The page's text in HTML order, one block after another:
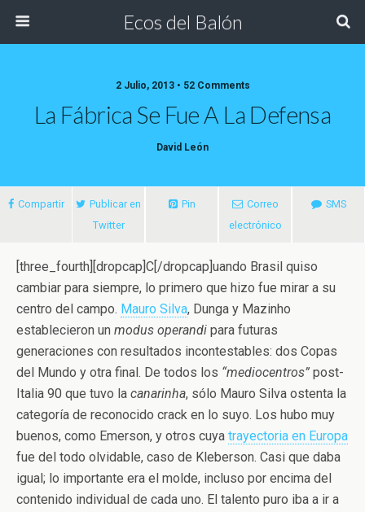
Ecos del Balón
2 Julio, 2013 • 52 Comments
La Fábrica Se Fue A La Defensa
David León
Compartir
Publicar en
Twitter
Pin
Correo
electrónico
SMS
[three_fourth][dropcap]C[/dropcap]uando Brasil quiso
cambiar para siempre, lo primero que hizo fue mirar a su
centro del campo. Mauro Silva, Dunga y Mazinho
establecieron un modus operandi para futuras
generaciones con resultados incontestables: dos Copas
del Mundo y otra final. De todos los “mediocentros” post-
Italia 90 que tuvo la canarinha, sólo Mauro Silva ostenta la
categoría de reconocido crack en lo suyo. Los hubo muy
buenos, como Emerson, y otros cuya trayectoria en Europa
fue del todo olvidable, caso de Kleberson. Casi que daba
igual; lo importante era el molde, incluso por encima del
contenido individual de cada uno. El talento puro iba a ir a